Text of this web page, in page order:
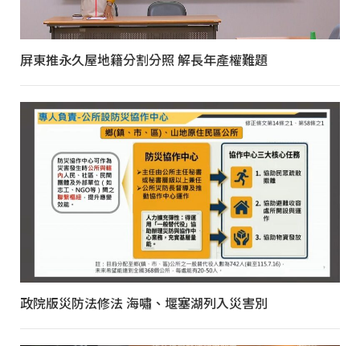
屏東推永久屋地籍分割分照 解長年產權難題
政院版災防法修法 海嘯、堰塞湖列入災害別